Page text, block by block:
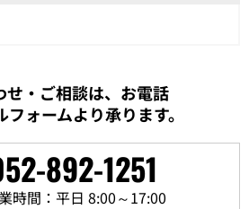
せ・ご相談は、お電話
フォームより承ります。
892-1251
時間：平日 8:00～17:00